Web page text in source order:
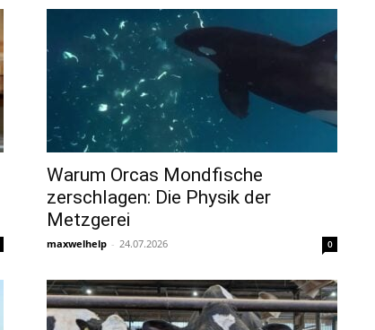
Warum Orcas Mondfische
zerschlagen: Die Physik der
Metzgerei
maxwelhelp - 24.07.2026 0